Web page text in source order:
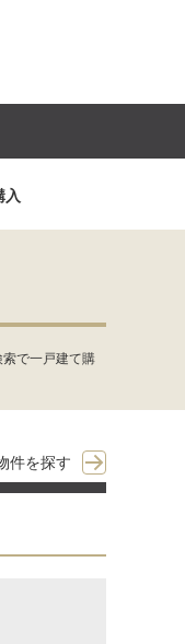
入
で一戸建て購
件を探す